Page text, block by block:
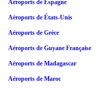
Aéroports de Espagne
Aéroports de États-Unis
Aéroports de Grèce
Aéroports de Guyane Française
Aéroports de Madagascar
Aéroports de Maroc